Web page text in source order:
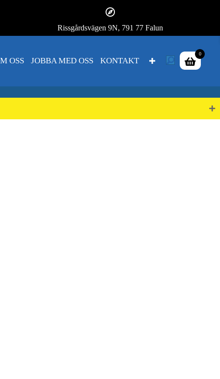
Rissgårdsvägen 9N, 791 77 Falun
OSS JOBBA MED OSS KONTAKT
0